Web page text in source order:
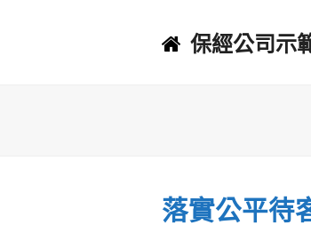
保經公司示
落實公平待